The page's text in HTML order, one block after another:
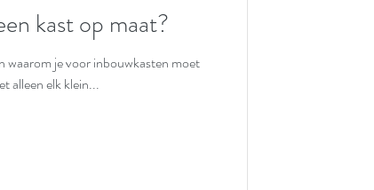
kast op maat?
waarom je voor inbouwkasten moet
alleen elk klein...